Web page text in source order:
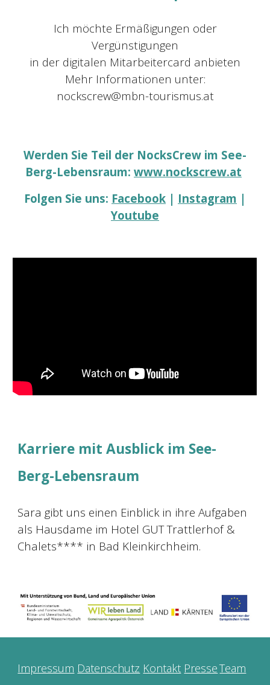
Ich möchte Ermäßigungen oder
Vergünstigungen
in der digitalen Mitarbeitercard anbieten
Mehr Informationen unter:
nockscrew@mbn-tourismus.at
Werden Sie Teil der NocksCrew im See-
Berg-Lebensraum: www.nockscrew.at
Folgen Sie uns: Facebook | Instagram |
Youtube
Karriere mit Ausblick im See-
Berg-Lebensraum
Sara gibt uns einen Einblick in ihre Aufgaben
als Hausdame im Hotel GUT Trattlerhof &
Chalets**** in Bad Kleinkirchheim.
Impressum Datenschutz Kontakt PresseTeam